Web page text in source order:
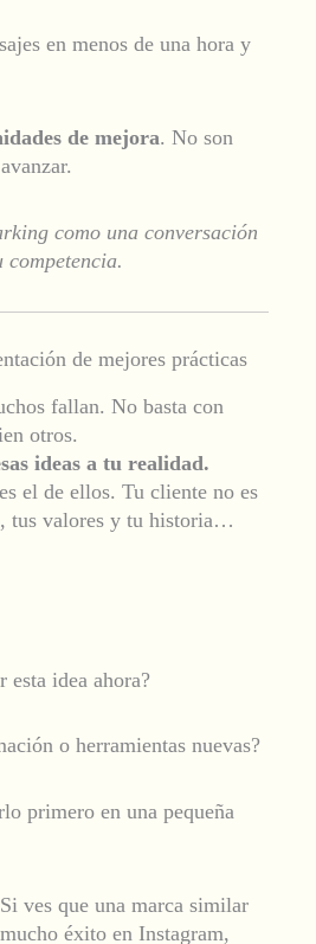
en menos de una hora y
de mejora. No son
como una conversación
de mejores prácticas
fallan. No basta con
otros.
ideas a tu realidad.
el de ellos. Tu cliente no es
tus valores y tu historia…
esta idea ahora?
o herramientas nuevas?
primero en una pequeña
Si ves que una marca similar
éxito en Instagram,